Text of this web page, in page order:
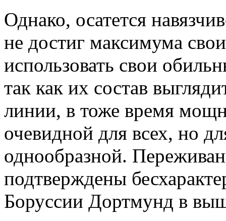
Однако, осатется
не достиг максимума
использовать свои
так как их состав
линии, в тоже время
очевидной для всех, но
однообразной.
подтверждены
Боруссии Дортмунд в